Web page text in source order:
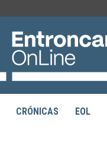
CRÓNICAS EOL